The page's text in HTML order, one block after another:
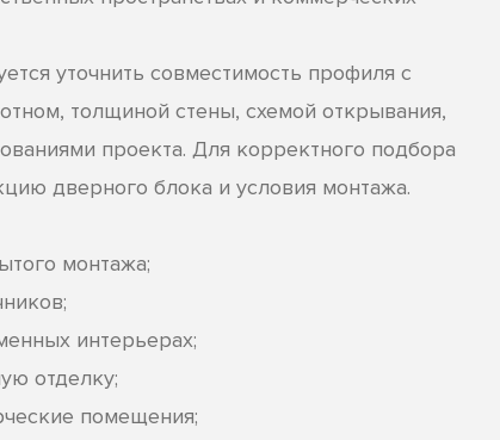
уточнить совместимость профиля с
толщиной стены, схемой открывания,
проекта. Для корректного подбора
дверного блока и условия монтажа.
монтажа;
интерьерах;
отделку;
помещения;